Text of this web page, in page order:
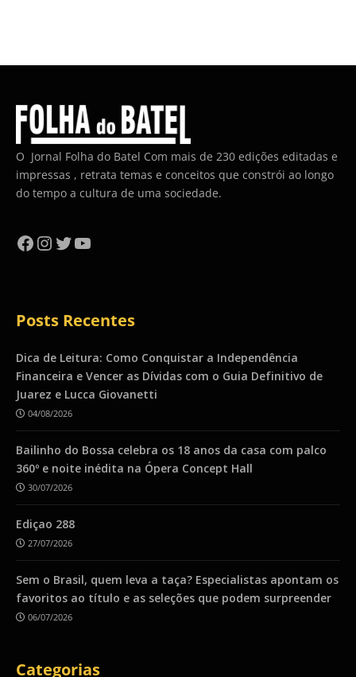
O Jornal Folha do Batel Com mais de 230 edições editadas e
impressas , retrata temas e conceitos que constrói ao longo
do tempo a cultura de uma sociedade.
Facebook
Instagram
Twitter
YouTube
Posts Recentes
Dica de Leitura: Como Conquistar a Independência
Financeira e Vencer as Dívidas com o Guia Definitivo de
Juarez e Lucca Giovanetti
04/08/2026
Bailinho do Bossa celebra os 18 anos da casa com palco
360º e noite inédita na Ópera Concept Hall
30/07/2026
Ediçao 288
27/07/2026
Sem o Brasil, quem leva a taça? Especialistas apontam os
favoritos ao título e as seleções que podem surpreender
06/07/2026
Categorias